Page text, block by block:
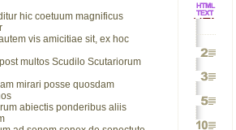
new
lower
HTML
vers
TEXTE
2
hic coetuum magnificus
vis amicitiae sit, ex hoc
multos Scudilo Scutariorum
mirari posse quosdam
abiectis ponderibus aliis